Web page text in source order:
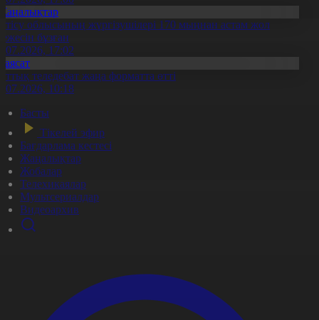
облысының жүргізушілері 170 мыңнан астам жол
бұзған
17:02
теледебат жаңа форматта өтті
10:18
Басты
Тікелей эфир
Бағдарлама кестесі
Жаңалықтар
Жобалар
Телехикаялар
Мультсериалдар
Видеоархив